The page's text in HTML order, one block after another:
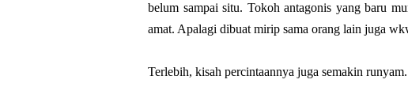
belum sampai situ. Tokoh antagonis yang baru
amat. Apalagi dibuat mirip sama orang lain juga
Terlebih, kisah percintaannya juga semakin runyam.